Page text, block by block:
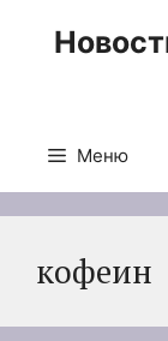
Меню
кофеин